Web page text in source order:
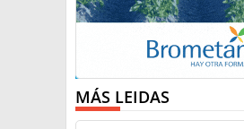
MÁS LEIDAS